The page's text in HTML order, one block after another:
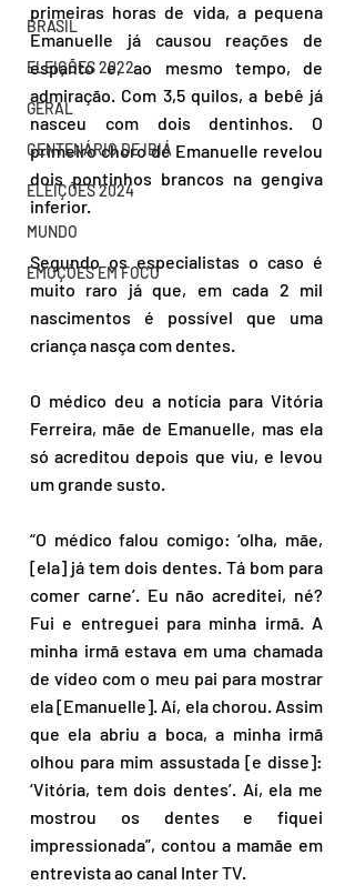
BRASIL
ELEIÇÕES 2022
GERAL
CENTENÁRIO DE IBIÁ
ELEIÇÕES 2024
MUNDO
EMOÇÕES EM FOCO
primeiras horas de vida, a pequena
Emanuelle já causou reações de
espanto e, ao mesmo tempo, de
admiração. Com 3,5 quilos, a bebê já
nasceu com dois dentinhos. O
primeiro choro de Emanuelle revelou
dois pontinhos brancos na gengiva
inferior.
Segundo os especialistas o caso é
muito raro já que, em cada 2 mil
nascimentos é possível que uma
criança nasça com dentes.
O médico deu a notícia para Vitória
Ferreira, mãe de Emanuelle, mas ela
só acreditou depois que viu, e levou
um grande susto.
“O médico falou comigo: ‘olha, mãe,
[ela] já tem dois dentes. Tá bom para
comer carne’. Eu não acreditei, né?
Fui e entreguei para minha irmã. A
minha irmã estava em uma chamada
de vídeo com o meu pai para mostrar
ela [Emanuelle]. Aí, ela chorou. Assim
que ela abriu a boca, a minha irmã
olhou para mim assustada [e disse]:
‘Vitória, tem dois dentes’. Aí, ela me
mostrou os dentes e fiquei
impressionada”, contou a mamãe em
entrevista ao canal Inter TV.